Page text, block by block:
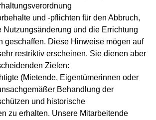
und -pflichten für den Abbruch,
Nutzungsänderung und die Errichtung
geschaffen. Diese Hinweise mögen auf
restriktiv erscheinen. Sie dienen aber
Zielen:
(Mietende, Eigentümerinnen oder
Behandlung der
und historische
zu erhalten. Unsere Mitarbeitende